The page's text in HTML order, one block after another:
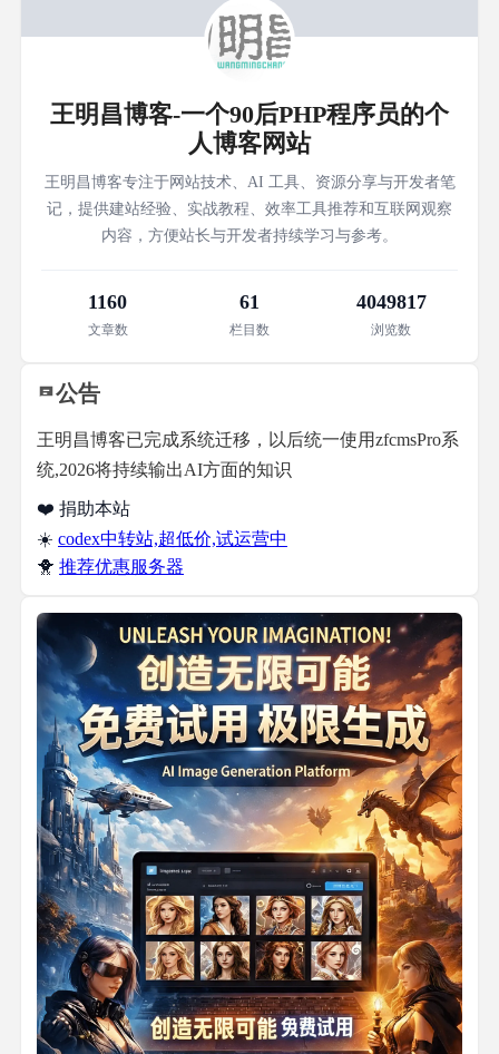
王明昌博客-一个90后PHP程序员的个
人博客网站
王明昌博客专注于网站技术、AI 工具、资源分享与开发者笔
记，提供建站经验、实战教程、效率工具推荐和互联网观察
内容，方便站长与开发者持续学习与参考。
1160
文章数
61
栏目数
4049817
浏览数
公告
王明昌博客已完成系统迁移，以后统一使用zfcmsPro系
统,2026将持续输出AI方面的知识
❤️ 捐助本站
☀️ codex中转站,超低价,试运营中
🐥 推荐优惠服务器